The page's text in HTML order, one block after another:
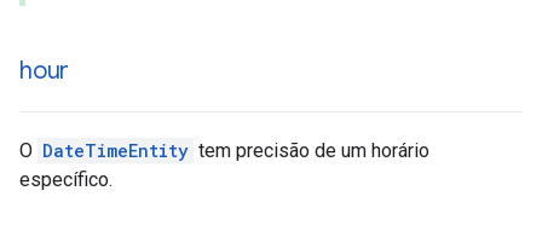
hour
O DateTimeEntity tem precisão de um horário
específico.